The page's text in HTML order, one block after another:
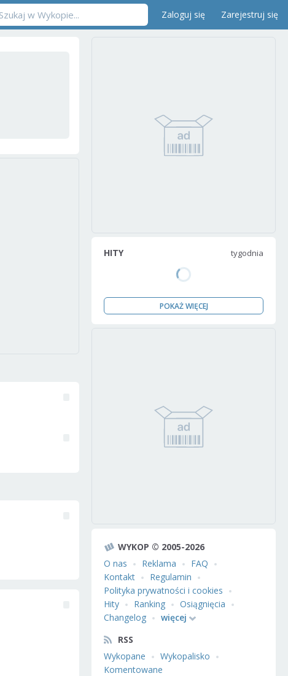
Zaloguj się Zarejestruj się
HITY tygodnia
POKAŻ WIĘCEJ
WYKOP © 2005-2026
O nas
Reklama
FAQ
Kontakt
Regulamin
Polityka prywatności i cookies
Hity
Ranking
Osiągnięcia
Changelog
więcej
RSS
Wykopane
Wykopalisko
Komentowane